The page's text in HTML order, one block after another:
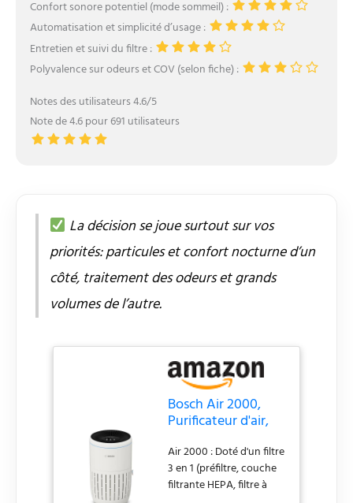
Confort sonore potentiel (mode sommeil) :
Automatisation et simplicité d’usage :
Entretien et suivi du filtre :
Polyvalence sur odeurs et COV (selon fiche) :
Notes des utilisateurs 4.6/5
Note de 4.6 pour 691 utilisateurs
La décision se joue surtout sur vos
priorités: particules et confort nocturne d’un
côté, traitement des odeurs et grands
volumes de l’autre.
Bosch Air 2000,
Purificateur d'air,
37,5 m²
Air 2000 : Doté d'un filtre
3 en 1 (préfiltre, couche
filtrante HEPA, filtre à